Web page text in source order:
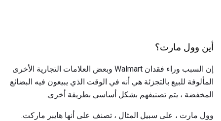
أين وول مارت؟
إن السبب وراء فقدان Walmart وبعض العلامات التجارية الأخرى
المألوفة للبيع بالتجزئة هي أنه في الوقت الذي يبيعون فيه البضائع
المخفضة ، يتم تصنيفهم بشكل أساسي بطريقة أخرى.
وول مارت ، على سبيل المثال ، تصنف على أنها هايبر ماركت.